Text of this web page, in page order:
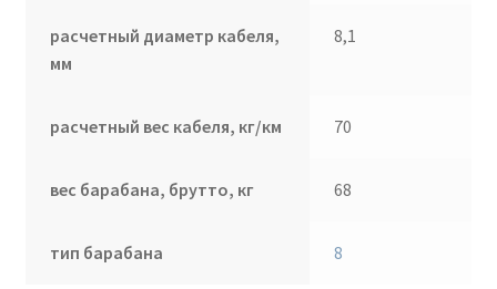
расчетный диаметр кабеля,
мм
8,1
расчетный вес кабеля, кг/км 70
вес барабана, брутто, кг 68
тип барабана 8